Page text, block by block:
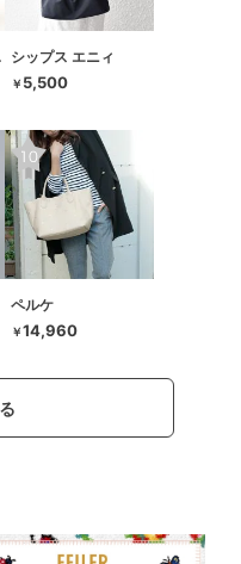
ア シップス エニィ
￥ 5,500
ペルケ
￥14,960